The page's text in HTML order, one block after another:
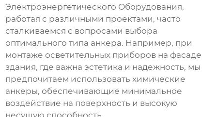
Электроэнергетического Оборудования,
работая с различными проектами, часто
сталкиваемся с вопросами выбора
оптимального типа анкера. Например, при
монтаже осветительных приборов на фасаде
здания, где важна эстетика и надежность, мы
предпочитаем использовать химические
анкеры, обеспечивающие минимальное
воздействие на поверхность и высокую
несущую способность.